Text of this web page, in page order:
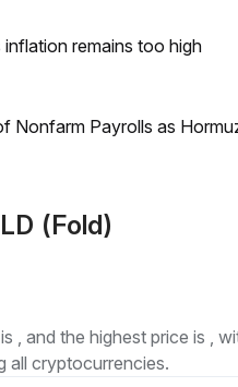
inflation remains too high
Nonfarm Payrolls as
(Fold)
, and the highest price is ,
all cryptocurrencies.